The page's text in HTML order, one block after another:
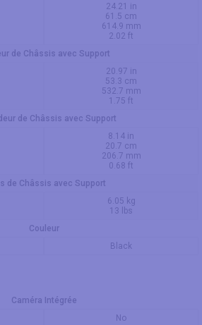
24.21 in
61.5 cm
614.9 mm
2.02 ft
de Châssis avec Support
20.97 in
53.3 cm
532.7 mm
1.75 ft
de Châssis avec Support
8.14 in
20.7 cm
206.7 mm
0.68 ft
de Châssis avec Support
6.05 kg
13 lbs
Couleur
Black
Caméra Intégrée
No